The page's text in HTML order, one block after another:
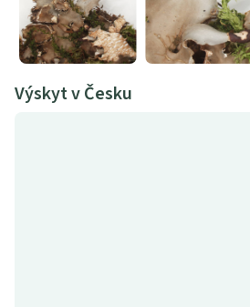
Výskyt v Česku